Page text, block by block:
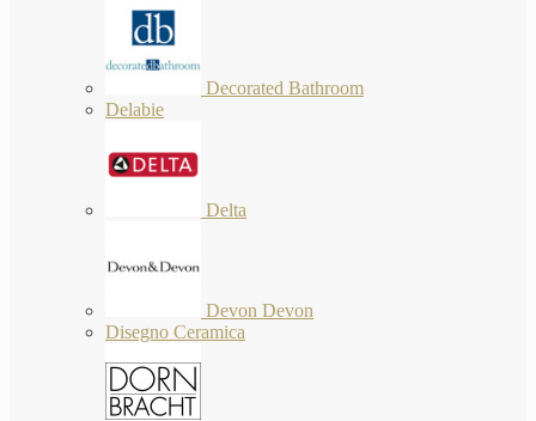
Decorated Bathroom
Delabie
Delta
Devon Devon
Disegno Ceramica